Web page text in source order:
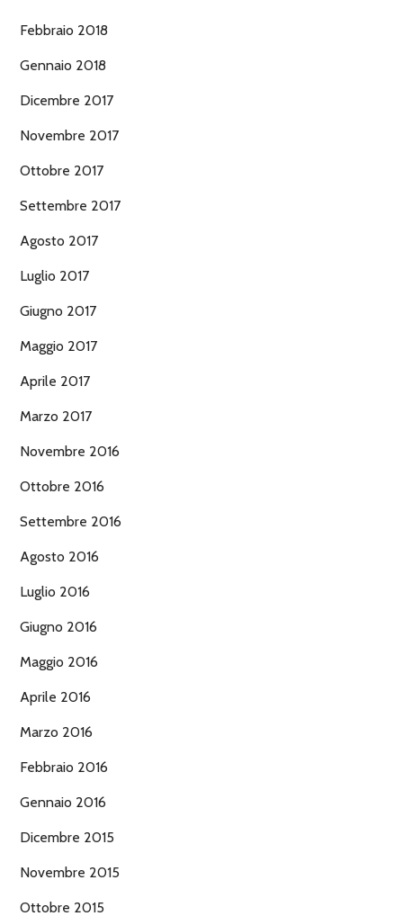
Febbraio 2018
Gennaio 2018
Dicembre 2017
Novembre 2017
Ottobre 2017
Settembre 2017
Agosto 2017
Luglio 2017
Giugno 2017
Maggio 2017
Aprile 2017
Marzo 2017
Novembre 2016
Ottobre 2016
Settembre 2016
Agosto 2016
Luglio 2016
Giugno 2016
Maggio 2016
Aprile 2016
Marzo 2016
Febbraio 2016
Gennaio 2016
Dicembre 2015
Novembre 2015
Ottobre 2015